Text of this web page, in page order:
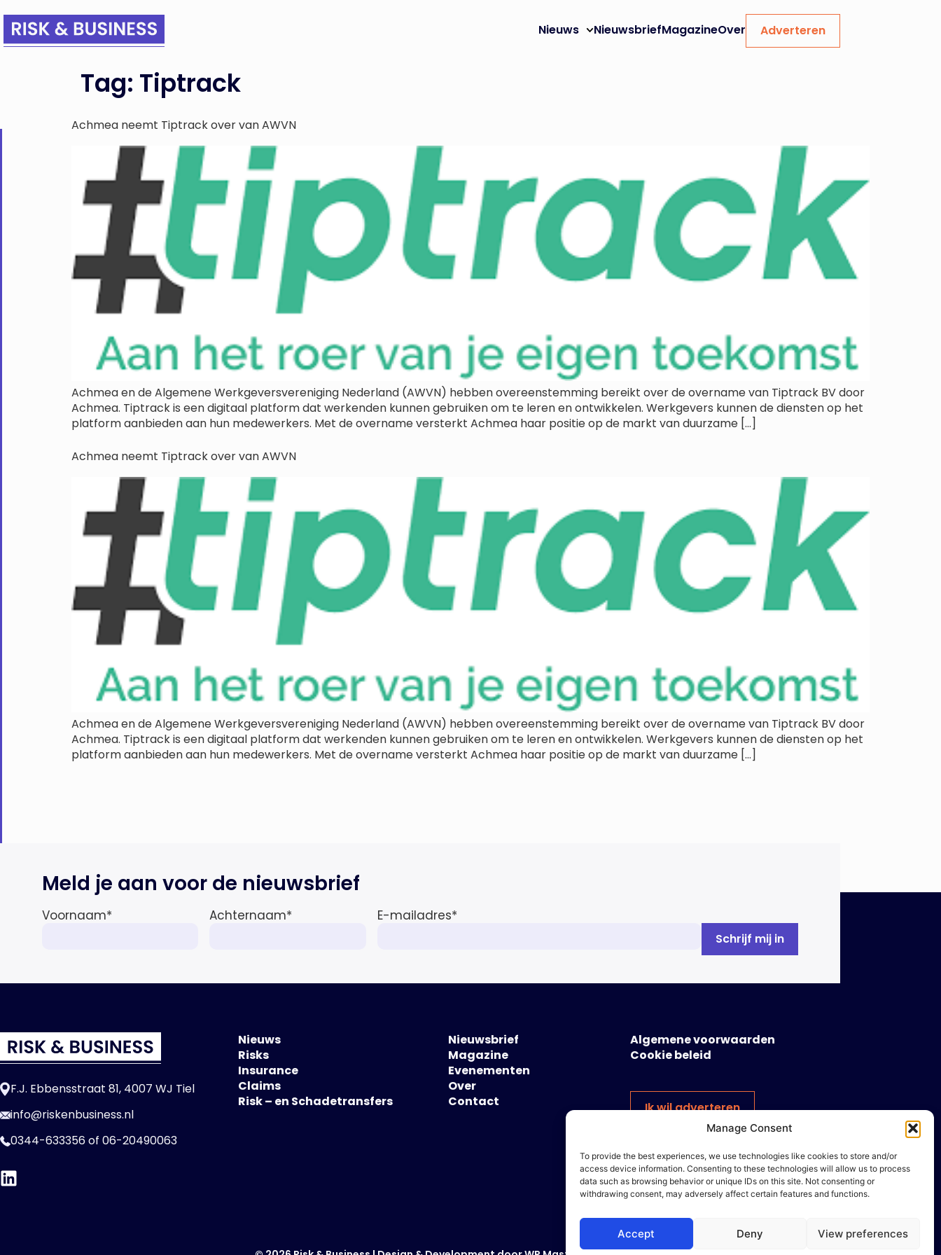
Manage Consent
To provide the best experiences, we use technologies like cookies to store and/or
access device information. Consenting to these technologies will allow us to process
data such as browsing behavior or unique IDs on this site. Not consenting or
withdrawing consent, may adversely affect certain features and functions.
Accept Deny View preferences
Nieuws NieuwsbriefMagazineOver Adverteren
Tag: Tiptrack
Achmea neemt Tiptrack over van AWVN
Achmea en de Algemene Werkgeversvereniging Nederland (AWVN) hebben overeenstemming bereikt over de overname van Tiptrack BV door
Achmea. Tiptrack is een digitaal platform dat werkenden kunnen gebruiken om te leren en ontwikkelen. Werkgevers kunnen de diensten op het
platform aanbieden aan hun medewerkers. Met de overname versterkt Achmea haar positie op de markt van duurzame […]
Achmea neemt Tiptrack over van AWVN
Achmea en de Algemene Werkgeversvereniging Nederland (AWVN) hebben overeenstemming bereikt over de overname van Tiptrack BV door
Achmea. Tiptrack is een digitaal platform dat werkenden kunnen gebruiken om te leren en ontwikkelen. Werkgevers kunnen de diensten op het
platform aanbieden aan hun medewerkers. Met de overname versterkt Achmea haar positie op de markt van duurzame […]
Meld je aan voor de nieuwsbrief
Voornaam* Achternaam* E-mailadres*
F.J. Ebbensstraat 81, 4007 WJ Tiel
info@riskenbusiness.nl
0344-633356of 06-20490063
Nieuws
Risks
Insurance
Claims
Risk – en Schadetransfers
Nieuwsbrief
Magazine
Evenementen
Over
Contact
Algemene voorwaarden
Cookie beleid
Ik wil adverteren